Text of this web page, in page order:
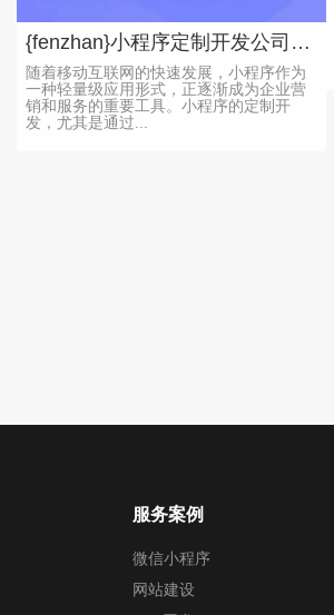
{fenzhan}小程序定制开发公司：开发定制化解决方案的专业服务
随着移动互联网的快速发展，小程序作为
一种轻量级应用形式，正逐渐成为企业营
销和服务的重要工具。小程序的定制开
发，尤其是通过...
服务案例
微信小程序
网站建设